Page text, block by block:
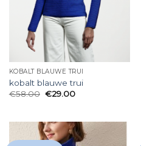
KOBALT BLAUWE TRUI
kobalt blauwe trui
€58.00 €29.00